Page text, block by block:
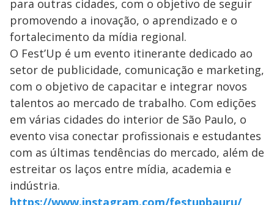
para outras cidades, com o objetivo de seguir
promovendo a inovação, o aprendizado e o
fortalecimento da mídia regional.
O Fest’Up é um evento itinerante dedicado ao
setor de publicidade, comunicação e marketing,
com o objetivo de capacitar e integrar novos
talentos ao mercado de trabalho. Com edições
em várias cidades do interior de São Paulo, o
evento visa conectar profissionais e estudantes
com as últimas tendências do mercado, além de
estreitar os laços entre mídia, academia e
indústria.